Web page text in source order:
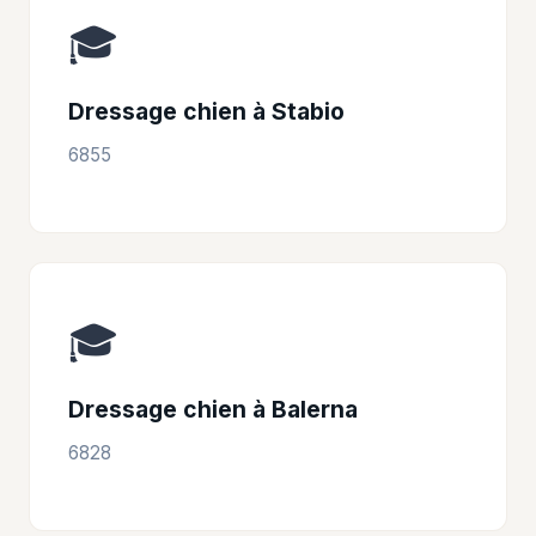
🎓
Dressage chien à Stabio
6855
🎓
Dressage chien à Balerna
6828